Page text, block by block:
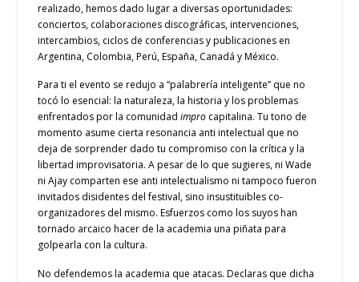
realizado, hemos dado lugar a diversas oportunidades:
conciertos, colaboraciones discográficas, intervenciones,
intercambios, ciclos de conferencias y publicaciones en
Argentina, Colombia, Perú, España, Canadá y México.
Para ti el evento se redujo a “palabrería inteligente” que no
tocó lo esencial: la naturaleza, la historia y los problemas
enfrentados por la comunidadimpro capitalina. Tu tono de
momento asume cierta resonancia anti intelectual que no
deja de sorprender dado tu compromiso con la crítica y la
libertad improvisatoria. A pesar de lo que sugieres, ni Wade
ni Ajay comparten ese anti intelectualismo ni tampoco fueron
invitados disidentes del festival, sino insustituibles co-
organizadores del mismo. Esfuerzos como los suyos han
tornado arcaico hacer de la academia una piñata para
golpearla con la cultura.
No defendemos la academia que atacas. Declaras que dicha